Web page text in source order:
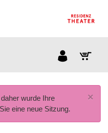
×
wurde Ihre
eine neue Sitzung.